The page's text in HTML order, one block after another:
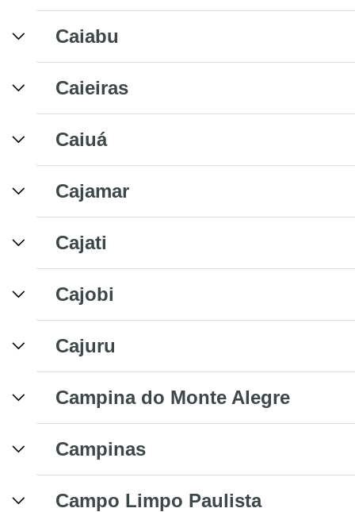
Caiabu
Caieiras
Caiuá
Cajamar
Cajati
Cajobi
Cajuru
Campina do Monte Alegre
Campinas
Campo Limpo Paulista